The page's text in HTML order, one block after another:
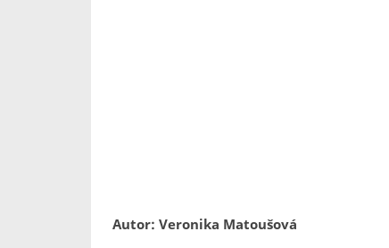
Autor: Veronika Matoušová